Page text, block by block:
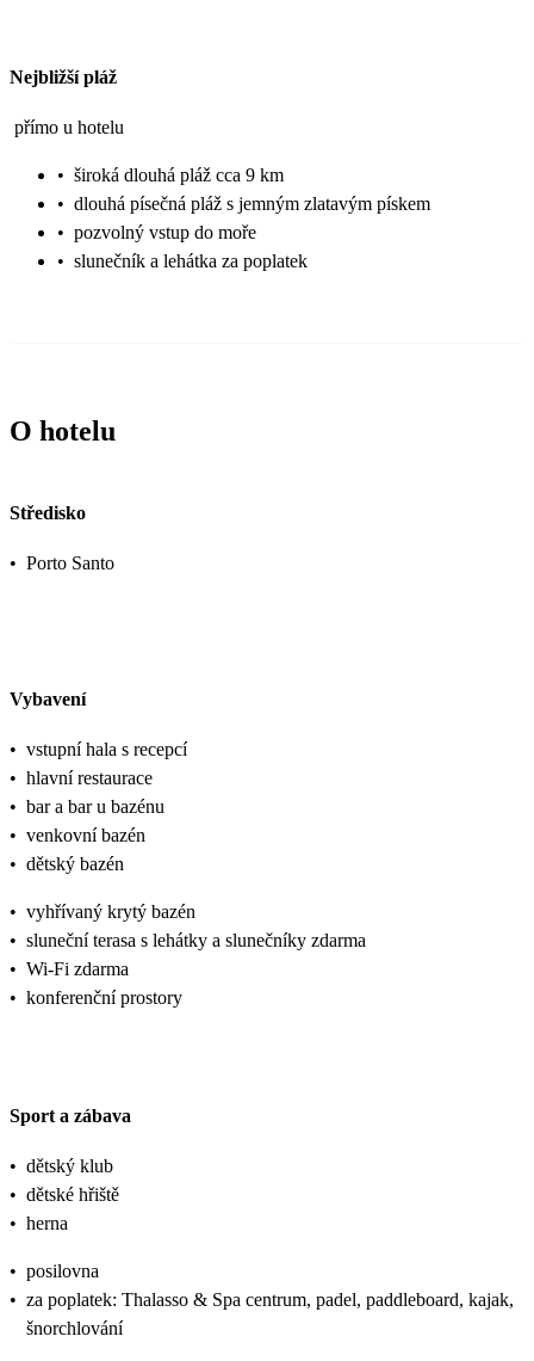
Nejbližší pláž
přímo u hotelu
• široká dlouhá pláž cca 9 km
• dlouhá písečná pláž s jemným zlatavým pískem
• pozvolný vstup do moře
• slunečník a lehátka za poplatek
O hotelu
Středisko
• Porto Santo
Vybavení
• vstupní hala s recepcí
• hlavní restaurace
• bar a bar u bazénu
• venkovní bazén
• dětský bazén
• vyhřívaný krytý bazén
• sluneční terasa s lehátky a slunečníky zdarma
• Wi-Fi zdarma
• konferenční prostory
Sport a zábava
• dětský klub
• dětské hřiště
• herna
• posilovna
• za poplatek: Thalasso & Spa centrum, padel, paddleboard, kajak,
šnorchlování